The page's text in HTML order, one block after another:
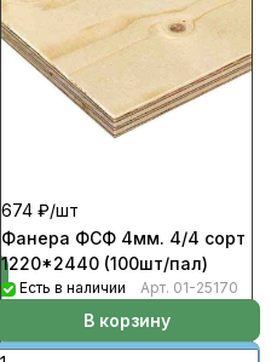
674 ₽/шт
Фанера ФСФ 4мм. 4/4 сорт
1220*2440 (100шт/пал)
Есть в наличии Арт. 01-25170
В корзину